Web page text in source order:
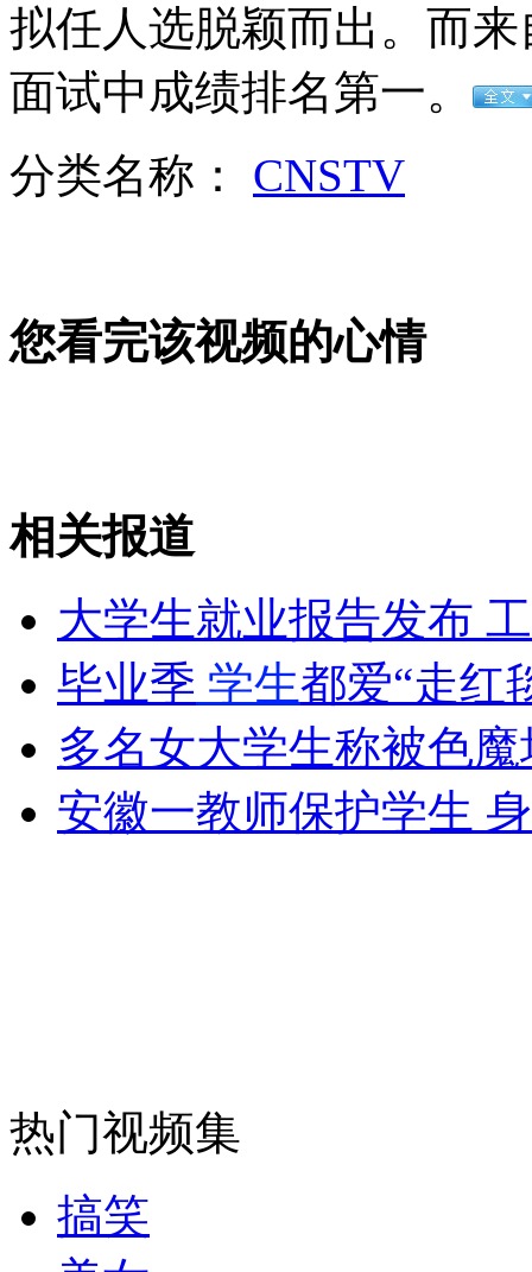
神九待选女航天员刘洋高中上课视频
山西运城恶犬咬伤多人 警民合力深夜将其击毙
无痛分娩是否安全 医生回应
安徽一实载49人客车翻车
走！跟着总书记去植树
消防员救轻生者 花炮节热闹非凡 减压"枕头大战"
拟任人选脱颖而出。而
面试中成绩排名第一。
分类名称： CNSTV
您看完该视频的心情
相关报道
大学生就业报告发布
毕业季 学生都爱“走红
多名女大学生称被色
安徽一教师保护学生
热门视频集
搞笑